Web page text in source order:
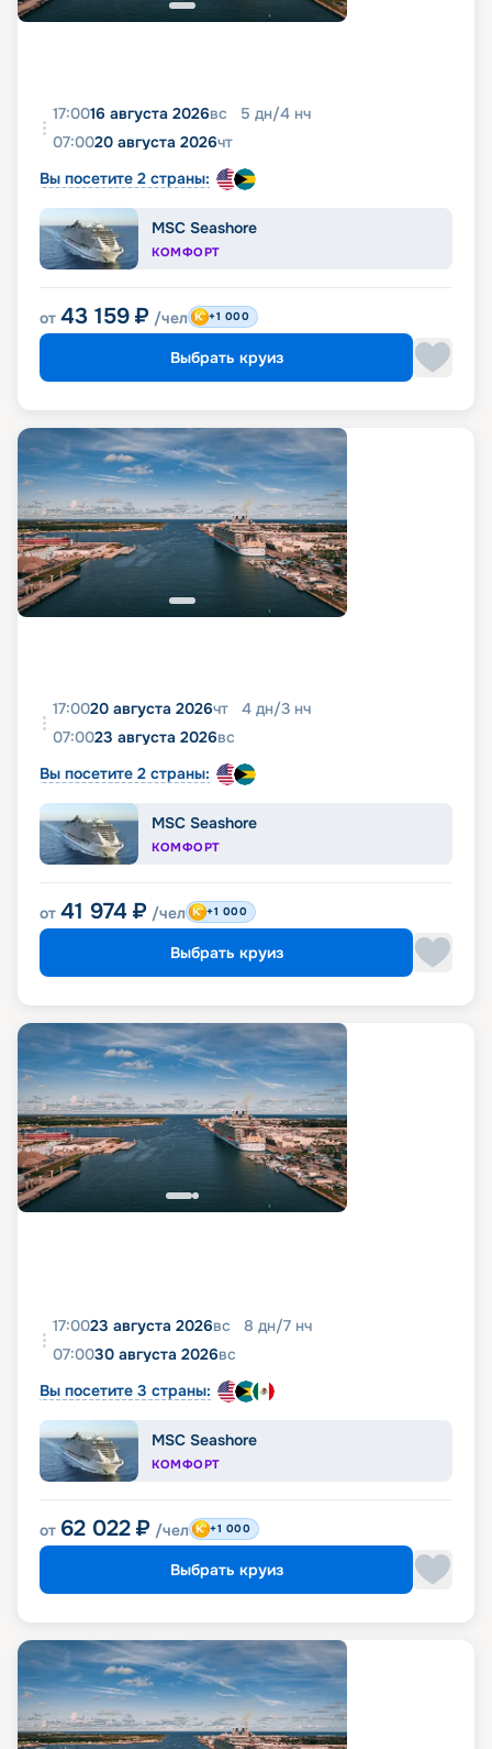
17:0016 августа 2026вс 5 дн/4 нч
07:0020 августа 2026чт
Вы посетите 2 страны:
MSC Seashore
КОМФОРТ
от 43 159 ₽ /чел +1 000
Выбрать круиз
17:0020 августа 2026чт 4 дн/3 нч
07:0023 августа 2026вс
Вы посетите 2 страны:
MSC Seashore
КОМФОРТ
от 41 974 ₽ /чел +1 000
Выбрать круиз
17:0023 августа 2026вс 8 дн/7 нч
07:0030 августа 2026вс
Вы посетите 3 страны:
MSC Seashore
КОМФОРТ
от 62 022 ₽ /чел +1 000
Выбрать круиз